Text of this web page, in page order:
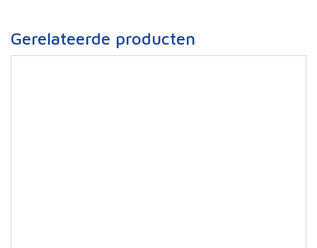
Gerelateerde producten